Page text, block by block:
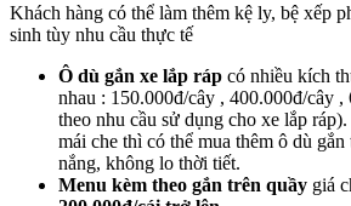
Khách hàng có thể làm thêm kệ ly, bệ xếp
sinh tùy nhu cầu thực tế
Ô dù gắn xe lắp ráp có nhiều kích
nhau : 150.000đ/cây , 400.000đ/cây
theo nhu cầu sử dụng cho xe lắp
mái che thì có thể mua thêm ô dù gắn
nắng, không lo thời tiết.
Menu kèm theo gắn trên quầy giá